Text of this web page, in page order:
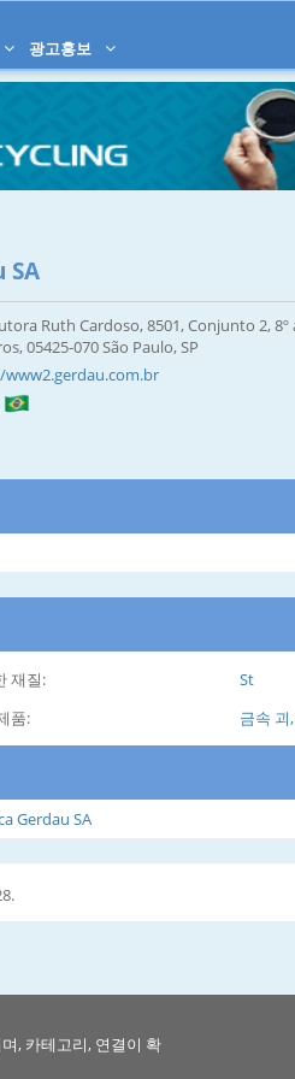
광고홍보
SA
Ruth Cardoso, 8501, Conjunto 2, 8º
05425-070 São Paulo, SP
재질:
St
품:
금속 괴
Gerdau SA
, 카테고리, 연결이 확